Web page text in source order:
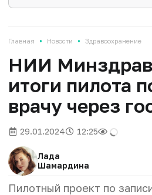
Главная • Новости • Здравоохранение
НИИ
итоги пилота
врачу через
29.01.2024 12:25
Лада
Шамардина
Пилотный проект по